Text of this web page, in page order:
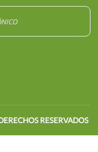
RESERVADOS